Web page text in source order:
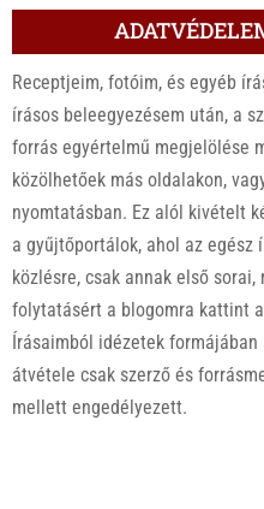
Receptjeim, fotóim, és egyéb
írásos beleegyezésem után, a
forrás egyértelmű megjelölése
közölhetőek más oldalakon,
nyomtatásban. Ez alól kivételt
a gyűjtőportálok, ahol az egész
közlésre, csak annak első sorai,
folytatásért a blogomra kattint
Írásaimból idézetek formájában
átvétele csak szerző és
mellett engedélyezett.